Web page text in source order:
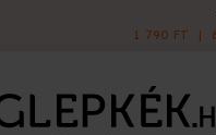
60 000 FT FELETT